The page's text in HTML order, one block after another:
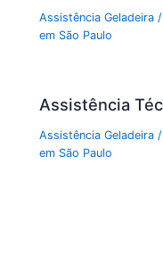
Assistência Geladeira
em São Paulo
Assistência
Assistência Geladeira
em São Paulo